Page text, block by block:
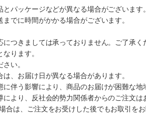
パッケージなどが異なる場合がございます。
でに時間がかかる場合がございます。
つきましては承っておりません。ご了承く
ります。
い。
、お届け日が異なる場合があります。
伴う影響により、商品のお届けが困難な
より、反社会的勢力関係者からのご注文
合は、ご注文をお受けした後でもお取引を